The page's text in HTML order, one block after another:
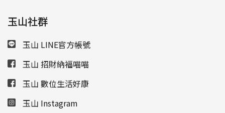
玉山社群
玉山 LINE官方帳號
玉山 招財納福喵喵
玉山 數位生活好康
玉山 Instagram